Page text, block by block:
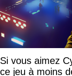
Si vous aimez
ce jeu à moins